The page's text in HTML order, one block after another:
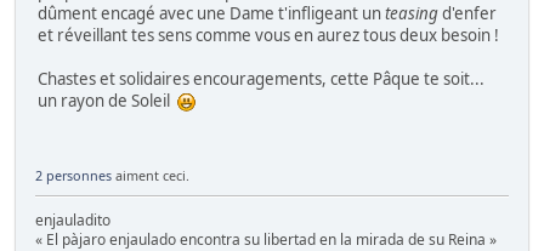
dûment encagé avec une Dame t'infligeant unteasingd'enfer
et réveillant tes sens comme vous en aurez tous deux besoin !
Chastes et solidaires encouragements, cette Pâque te soit...
un rayon de Soleil
2 personnes aiment ceci.
enjauladito
« El pàjaro enjaulado encontra su libertad en la mirada de su Reina »